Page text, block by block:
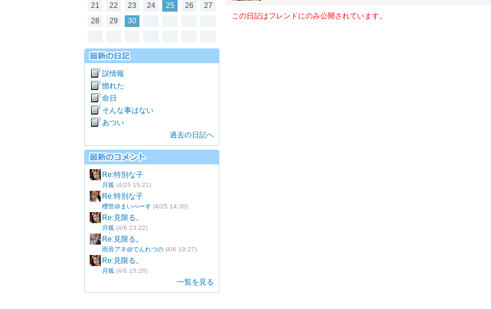
21
22 23 24 25 26
27
28
29 30
誤情報
惚れた
命日
そんな事はない
あつい
過去の日記へ
Re:特別な子
月狐 (4/25 15:21)
Re:特別な子
櫻世@まいぺーす (4/25 14:30)
Re:見限る。
月狐 (4/6 23:22)
Re:見限る。
雨音アネ@でんれつの (4/6 19:27)
Re:見限る。
月狐 (4/6 15:28)
一覧を見る
この日記はフレンドにのみ公開されています。